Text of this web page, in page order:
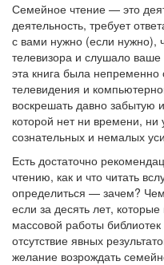
Семейное чтение — это
деятельность, требует
с вами нужно (если нужно),
телевизора и слушало
эта книга была непременно
телевидения и
воскрешать давно забытую
которой нет ни времени, ни
сознательных и немалых
Есть достаточно
чтению, как и что читать
определиться — зачем?
если за десять лет,
массовой работы
отсутствие явных
желание возрождать